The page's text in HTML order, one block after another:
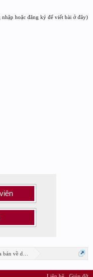
nhập hoặc đăng ký để viết bài ở đây)
về design